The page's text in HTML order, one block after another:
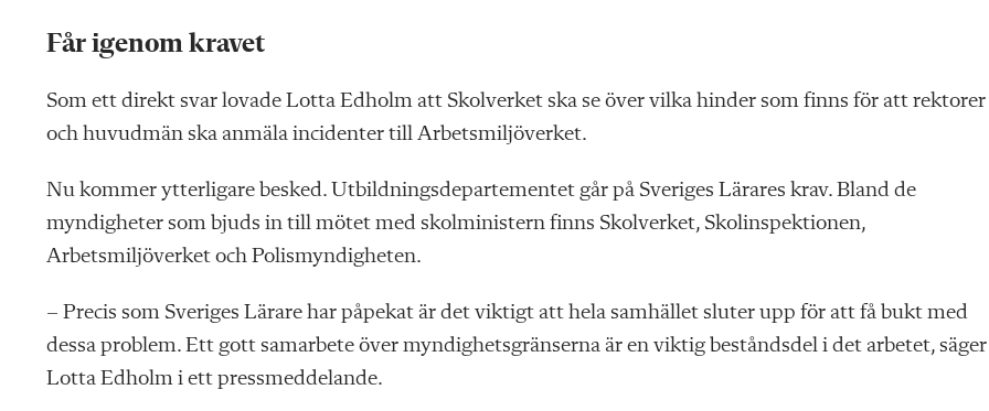
Får igenom kravet
Som ett direkt svar lovade Lotta Edholm att Skolverket ska se över vilka hinder som finns för att rektorer
och huvudmän ska anmäla incidenter till Arbetsmiljöverket.
Nu kommer ytterligare besked. Utbildningsdepartementet går på Sveriges Lärares krav. Bland de
myndigheter som bjuds in till mötet med skolministern finns Skolverket, Skolinspektionen,
Arbetsmiljöverket och Polismyndigheten.
– Precis som Sveriges Lärare har påpekat är det viktigt att hela samhället sluter upp för att få bukt med
dessa problem. Ett gott samarbete över myndighetsgränserna är en viktig beståndsdel i det arbetet, säger
Lotta Edholm i ett pressmeddelande.